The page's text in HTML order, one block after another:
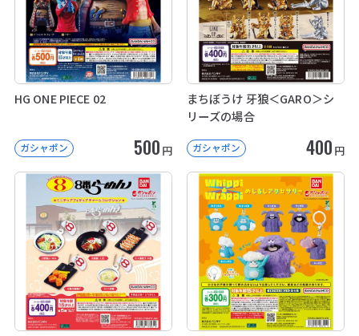
HG ONE PIECE 02
ガシャポン 500 円
まちぼうけ 牙狼＜GARO＞シ
リーズの場合
ガシャポン 400 円